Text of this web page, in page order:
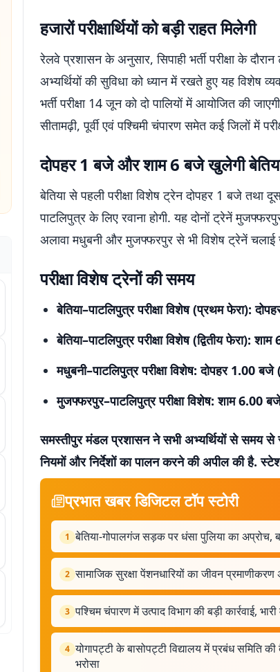
हजारों परीक्षार्थियों को बड़ी राहत मिलेगी
रेलवे प्रशासन के अनुसार, सिपाही भर्ती परीक्षा के
अभ्यर्थियों की सुविधा को ध्यान में रखते हुए यह विशेष
भर्ती परीक्षा 14 जून को दो पालियों में आयोजित की
सीतामढ़ी, पूर्वी एवं पश्चिमी चंपारण समेत कई जिलों में
दोपहर 1 बजे और शाम 6 बजे खुलेगी
बेतिया से पहली परीक्षा विशेष ट्रेन दोपहर 1 बजे तथा
पाटलिपुत्र के लिए रवाना होगी. यह दोनों ट्रेनें
अलावा मधुबनी और मुजफ्फरपुर से भी विशेष ट्रेनें चलाई
परीक्षा विशेष ट्रेनों की समय
बेतिया–पाटलिपुत्र परीक्षा विशेष (प्रथम फेरा):
बेतिया–पाटलिपुत्र परीक्षा विशेष (द्वितीय फेरा):
मधुबनी–पाटलिपुत्र परीक्षा विशेष: दोपहर 1.00
मुजफ्फरपुर–पाटलिपुत्र परीक्षा विशेष: शाम 6.00 बजे
समस्तीपुर मंडल प्रशासन ने सभी अभ्यर्थियों से समय
नियमों और निर्देशों का पालन करने की अपील की है.
प्रभात खबर डिजिटल टॉप स्टोरी
1 बेतिया-गोपालगंज सड़क पर धंसा पुलिया का अप्रोच,
2 सामाजिक सुरक्षा पेंशनधारियों का जीवन
3 पश्चिम चंपारण में उत्पाद विभाग की बड़ी कार्रवाई,
4 योगापट्टी के बासोपट्टी विद्यालय में प्रबंध समिति
भरोसा